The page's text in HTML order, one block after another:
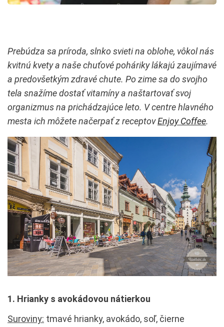
Prebúdza sa príroda, slnko svieti na oblohe, vôkol nás
kvitnú kvety a naše chuťové poháriky lákajú zaujímavé
a predovšetkým zdravé chute. Po zime sa do svojho
tela snažíme dostať vitamíny a naštartovať svoj
organizmus na prichádzajúce leto. V centre hlavného
mesta ich môžete načerpať z receptovEnjoy Coffee.
1. Hrianky s avokádovou nátierkou
Suroviny: tmavé hrianky, avokádo, soľ, čierne